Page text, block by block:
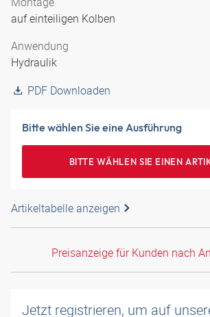
auf einteiligen Kolben
Anwendung
Hydraulik
PDF Downloaden
Bitte wählen Sie eine Ausführung
BITTE WÄHLEN SIE EINEN
Artikeltabelle anzeigen
Preisanzeige für Kunden nach
Jetzt registrieren, um auf